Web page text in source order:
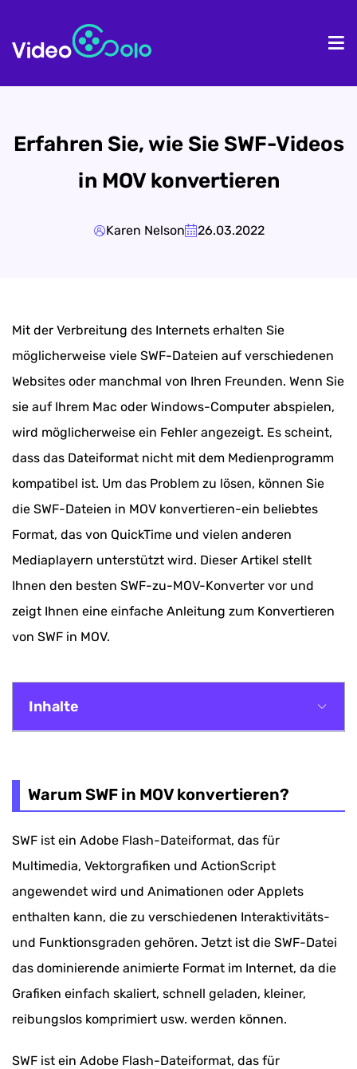
Erfahren Sie, wie Sie SWF-Videos
in MOV konvertieren
Karen Nelson 26.03.2022
Mit der Verbreitung des Internets erhalten Sie
möglicherweise viele SWF-Dateien auf verschiedenen
Websites oder manchmal von Ihren Freunden. Wenn Sie
sie auf Ihrem Mac oder Windows-Computer abspielen,
wird möglicherweise ein Fehler angezeigt. Es scheint,
dass das Dateiformat nicht mit dem Medienprogramm
kompatibel ist. Um das Problem zu lösen, können Sie
die SWF-Dateien in MOV konvertieren-ein beliebtes
Format, das von QuickTime und vielen anderen
Mediaplayern unterstützt wird. Dieser Artikel stellt
Ihnen den besten SWF-zu-MOV-Konverter vor und
zeigt Ihnen eine einfache Anleitung zum Konvertieren
von SWF in MOV.
Inhalte
Konvertieren Sie SWF-Video mit VideoSolo Video
Converter in MOV
Warum SWF in MOV konvertieren?
SWF ist ein Adobe Flash-Dateiformat, das für
Multimedia, Vektorgrafiken und ActionScript
angewendet wird und Animationen oder Applets
enthalten kann, die zu verschiedenen Interaktivitäts-
und Funktionsgraden gehören. Jetzt ist die SWF-Datei
das dominierende animierte Format im Internet, da die
Grafiken einfach skaliert, schnell geladen, kleiner,
reibungslos komprimiert usw. werden können.
SWF ist ein Adobe Flash-Dateiformat, das für